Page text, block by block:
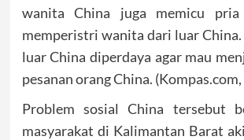
wanita China juga memicu
memperistri wanita dari luar
luar China diperdaya agar mau
pesanan orang China.
Problem sosial China tersebut
masyarakat di Kalimantan Barat